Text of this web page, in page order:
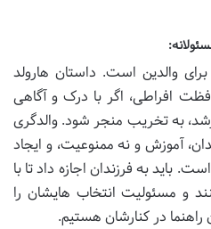
والدین است. داستان هارولد
افراطی، اگر با درک و آگاهی
به تخریب منجر شود. والدگری
آموزش و نه ممنوعیت، و ایجاد
باید به فرزندان اجازه داد تا با
و مسئولیت انتخاب هایشان را
راهنما در کنارشان هستیم.